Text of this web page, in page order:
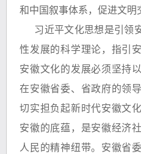
和中国叙事体系，促进文明
习近平文化思想是引领
性发展的科学理论，指引
安徽文化的发展必须坚持
在安徽省委、省政府的领
切实担负起新时代安徽文
安徽的底蕴，是安徽经济
人民的精神纽带。安徽省